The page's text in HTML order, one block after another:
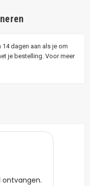
dagen aan als je om
je bestelling. Voor meer